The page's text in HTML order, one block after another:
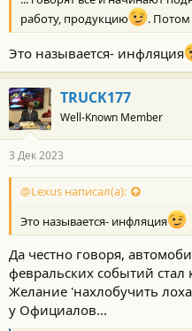
Обе машины в топовой
есть абсолютно все, что
салон (в Grand Highlander он
вентиляция передних кресел,
трехзонный климат-
круиз-контроль,
систем активной безопасности
https://avtonovostidnya.ru/
работу, продукцию
. Потом
Это называется- инфляция
TRUCK177
Well-Known Member
3 Дек 2023
@Lexus написал(а):
Это называется- инфляция
Да честно говоря,
февральских событий
Желание 'нахлобучить
у Официалов...